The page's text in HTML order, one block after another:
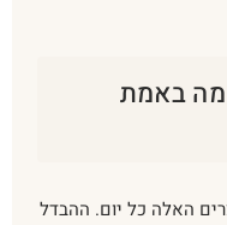
באמת
האלה כל יום. ההבדל